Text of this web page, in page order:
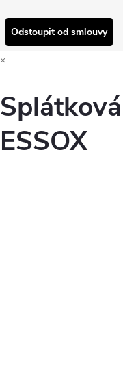
Odstoupit od smlouvy
×
ESSOX